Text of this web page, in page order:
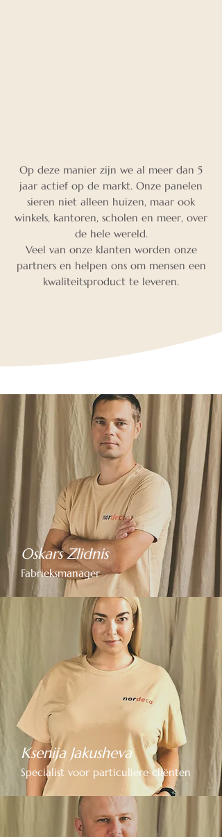
Op deze manier zijn we al meer dan 5
jaar actief op de markt. Onze panelen
sieren niet alleen huizen, maar ook
winkels, kantoren, scholen en meer, over
de hele wereld.
Veel van onze klanten worden onze
partners en helpen ons om mensen een
kwaliteitsproduct te leveren.
Oskars Zlidnis
Fabrieksmanager
Ksenija Jakusheva
Specialist voor particuliere cliënten